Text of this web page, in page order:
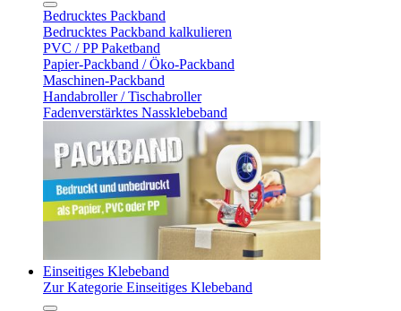
Bedrucktes Packband
Bedrucktes Packband kalkulieren
PVC / PP Paketband
Papier-Packband / Öko-Packband
Maschinen-Packband
Handabroller / Tischabroller
Fadenverstärktes Nassklebeband
Einseitiges Klebeband
Zur Kategorie Einseitiges Klebeband